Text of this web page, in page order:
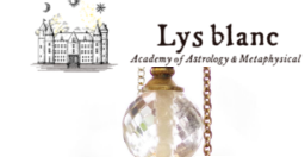
プロフィール